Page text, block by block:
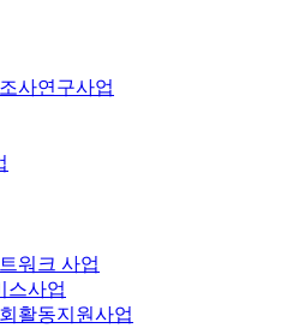
사연구사업
워크 사업
스사업
활동지원사업